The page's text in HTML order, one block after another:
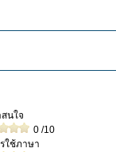
นใจ
0/10
ใช้ภาษา